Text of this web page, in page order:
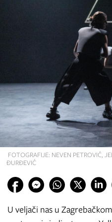
FOTOGRAFIJE: NEVEN PETROVIĆ,
ĐURĐEVIĆ
U veljači nas u